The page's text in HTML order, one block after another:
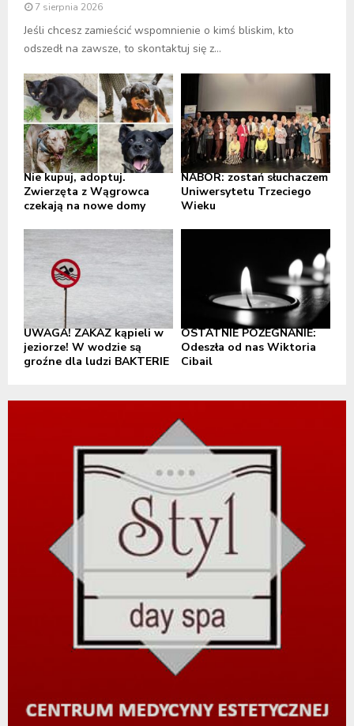
7 sierpnia 2026
Jeśli chcesz zamieścić wspomnienie o kimś bliskim, kto
odszedł na zawsze, to skontaktuj się z...
Nie kupuj, adoptuj.
Zwierzęta z Wągrowca
czekają na nowe domy
NABÓR: zostań słuchaczem
Uniwersytetu Trzeciego
Wieku
UWAGA! ZAKAZ kąpieli w
jeziorze! W wodzie są
groźne dla ludzi BAKTERIE
OSTATNIE POŻEGNANIE:
Odeszła od nas Wiktoria
Cibail